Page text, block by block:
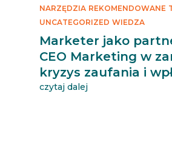
Marketer jako
CEO Marketing w
kryzys zaufania i
NARZĘDZIA REKOMENDOWANE
UNCATEGORIZED WIEDZA
czytaj dalej